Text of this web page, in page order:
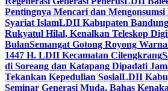
Pentingnya Mencari dan Mengonsumsi
Syariat IslamLDII Kabupaten
Rukyatul Hilal, Kenalkan Teleskop
BulanSemangat Gotong Royong
1447 H. LDII Kecamatan Cilengkrang
di Soreang dan Katapang Dipadati
Tekankan Kepedulian SosialLDII
Seminar Generasi Muda, Bahas